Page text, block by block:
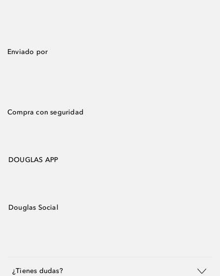
Enviado por
Compra con seguridad
DOUGLAS APP
Douglas Social
¿Tienes dudas?